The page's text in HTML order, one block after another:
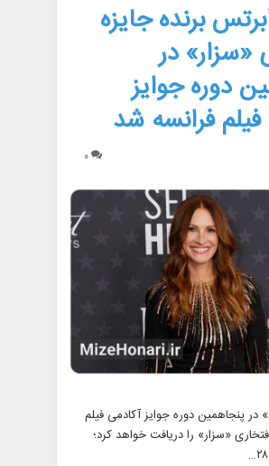
برنده جایزه
«سزار» در
دوره جوایز
فرانسه شد
۰
در پنجاهمین دوره جوایز آکادمی فیلم
«سزار» را دریافت خواهد کرد؛